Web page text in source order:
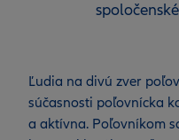
Ľudia na divú zver
súčasnosti poľovnícka
a aktívna. Poľovníkom